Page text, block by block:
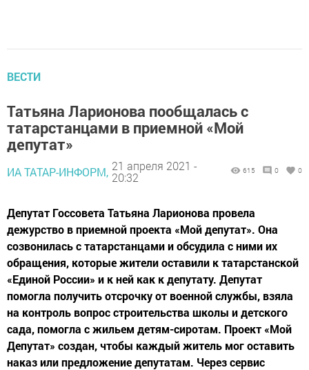
ВЕСТИ
Татьяна Ларионова пообщалась с
татарстанцами в приемной «Мой
депутат»
ИА ТАТАР-ИНФОРМ, 21 апреля 2021 -
20:32
615 0 0
Депутат Госсовета Татьяна Ларионова провела
дежурство в приемной проекта «Мой депутат». Она
созвонилась с татарстанцами и обсудила с ними их
обращения, которые жители оставили к татарстанской
«Единой России» и к ней как к депутату. Депутат
помогла получить отсрочку от военной службы, взяла
на контроль вопрос строительства школы и детского
сада, помогла с жильем детям-сиротам. Проект «Мой
Депутат» создан, чтобы каждый житель мог оставить
наказ или предложение депутатам. Через сервис